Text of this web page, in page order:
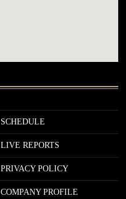
SCHEDULE
LIVE REPORTS
PRIVACY POLICY
COMPANY PROFILE